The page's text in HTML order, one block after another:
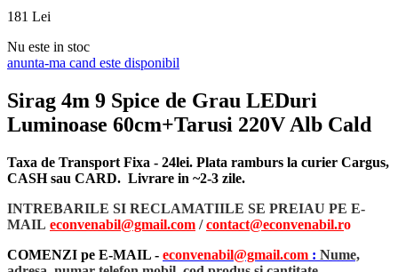
181 Lei
Nu este in stoc
anunta-ma cand este disponibil
Sirag 4m 9 Spice de Grau LEDuri
Luminoase 60cm+Tarusi 220V Alb Cald
Taxa de Transport Fixa - 24lei. Plata ramburs la curier Cargus,
CASH sau CARD. Livrare in ~2-3 zile.
INTREBARILE SI RECLAMATIILE SE PREIAU PE E-
MAIL econvenabil@gmail.com /contact@econvenabil.ro
COMENZI pe E-MAIL - econvenabil@gmail.com : Nume,